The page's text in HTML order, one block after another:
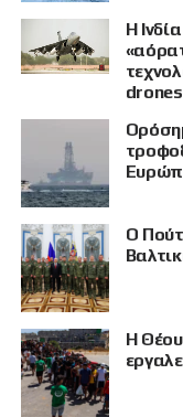
Η
Ο
Η